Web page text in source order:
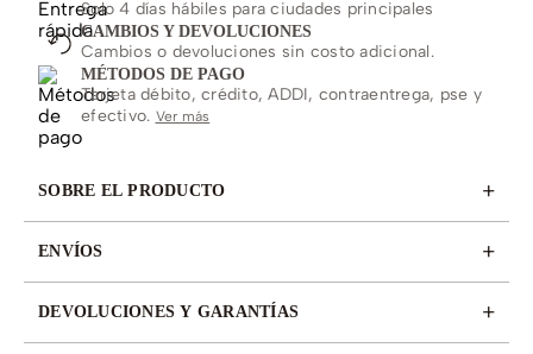
Solo 4 días hábiles para ciudades principales
CAMBIOS Y DEVOLUCIONES
Cambios o devoluciones sin costo adicional.
MÉTODOS DE PAGO
Tarjeta débito, crédito, ADDI, contraentrega, pse y
efectivo. Ver más
SOBRE EL PRODUCTO +
ENVÍOS +
DEVOLUCIONES Y GARANTÍAS +